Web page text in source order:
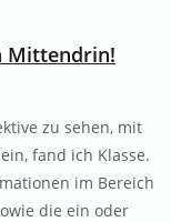
Mittendrin!
zu sehen, mit
fand ich Klasse.
im Bereich
die ein oder